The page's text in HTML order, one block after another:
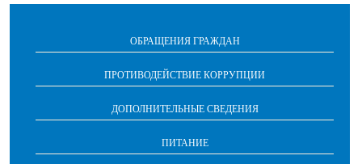
ОБРАЩЕНИЯ ГРАЖДАН
ПРОТИВОДЕЙСТВИЕ КОРРУПЦИИ
ДОПОЛНИТЕЛЬНЫЕ СВЕДЕНИЯ
ПИТАНИЕ